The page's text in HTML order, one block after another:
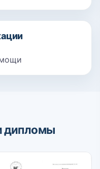
дипломы